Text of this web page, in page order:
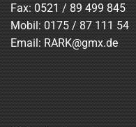
Fax: 0521 / 89 499 845
Mobil: 0175 / 87 111 54
Email: RARK@gmx.de